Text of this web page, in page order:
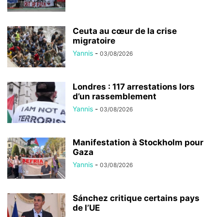
Ceuta au cœur de la crise
migratoire
Yannis - 03/08/2026
Londres : 117 arrestations lors
d’un rassemblement
Yannis - 03/08/2026
Manifestation à Stockholm pour
Gaza
Yannis - 03/08/2026
Sánchez critique certains pays
de l’UE